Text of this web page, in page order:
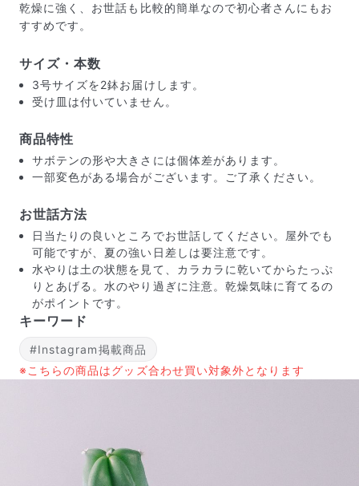
届いたお花に元気がなかったら？
もし届いたお花に「枯れている」「折れている」などの
不備があった場合は、些細なことでもお気軽にサポート
乾燥に強く、お世話も比較的簡単なので初心者さんにもお
すすめです。
サイズ・本数
3号サイズを2鉢お届けします。
受け皿は付いていません。
商品特性
サボテンの形や大きさには個体差があります。
一部変色がある場合がございます。ご了承ください。
お世話方法
日当たりの良いところでお世話してください。屋外でも
可能ですが、夏の強い日差しは要注意です。
水やりは土の状態を見て、カラカラに乾いてからたっぷ
りとあげる。水のやり過ぎに注意。乾燥気味に育てるの
がポイントです。
キーワード
#Instagram掲載商品
※こちらの商品はグッズ合わせ買い対象外となります